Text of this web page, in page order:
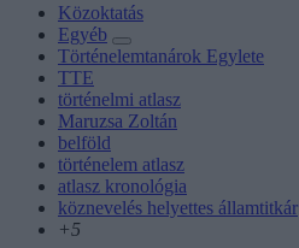
Közoktatás
Egyéb
Történelemtanárok Egylete
TTE
történelmi atlasz
Maruzsa Zoltán
belföld
történelem atlasz
atlasz kronológia
köznevelés helyettes államtitkár
+5